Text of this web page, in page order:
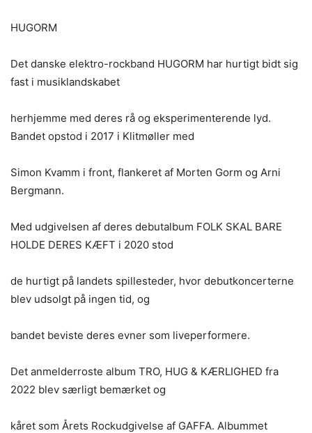
HUGORM
Det danske elektro-rockband HUGORM har hurtigt bidt sig
fast i musiklandskabet
herhjemme med deres rå og eksperimenterende lyd.
Bandet opstod i 2017 i Klitmøller med
Simon Kvamm i front, flankeret af Morten Gorm og Arni
Bergmann.
Med udgivelsen af deres debutalbum FOLK SKAL BARE
HOLDE DERES KÆFT i 2020 stod
de hurtigt på landets spillesteder, hvor debutkoncerterne
blev udsolgt på ingen tid, og
bandet beviste deres evner som liveperformere.
Det anmelderroste album TRO, HUG & KÆRLIGHED fra
2022 blev særligt bemærket og
kåret som Årets Rockudgivelse af GAFFA. Albummet